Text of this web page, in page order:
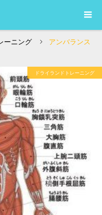
ーニング
アンバランス
ドライランドトレーニング